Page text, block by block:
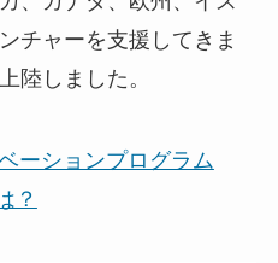
チャーを支援してきま
陸しました。
ーションプログラム
？